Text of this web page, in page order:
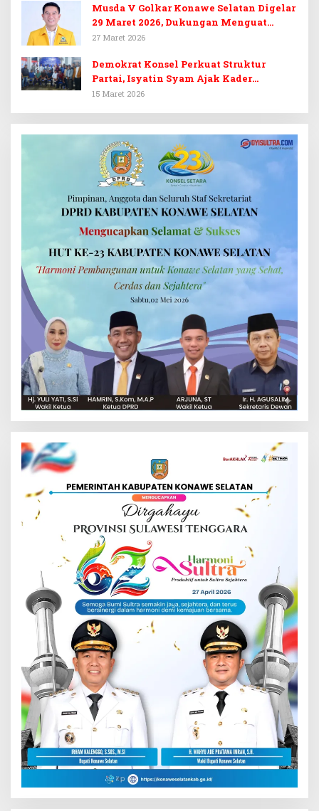
Musda V Golkar Konawe Selatan Digelar
29 Maret 2026, Dukungan Menguat
untuk Irham Kalenggo
27 Maret 2026
Demokrat Konsel Perkuat Struktur
Partai, Isyatin Syam Ajak Kader
Kembalikan Kejayaan
15 Maret 2026